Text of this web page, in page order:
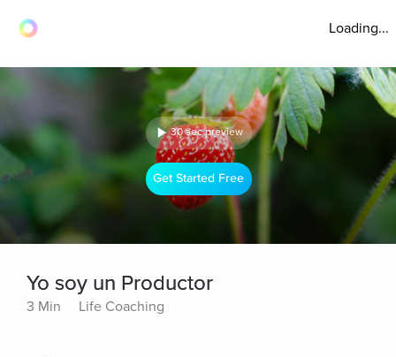
Loading...
30 sec preview
Get Started Free
Yo soy un Productor
3 Min Life Coaching